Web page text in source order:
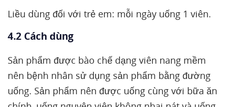
Liều dùng đối với trẻ em: mỗi ngày uống 1 viên.
4.2 Cách dùng
Sản phẩm được bào chế dạng viên nang mềm
nên bệnh nhân sử dụng sản phẩm bằng đường
uống. Sản phẩm nên được uống cùng với bữa ăn